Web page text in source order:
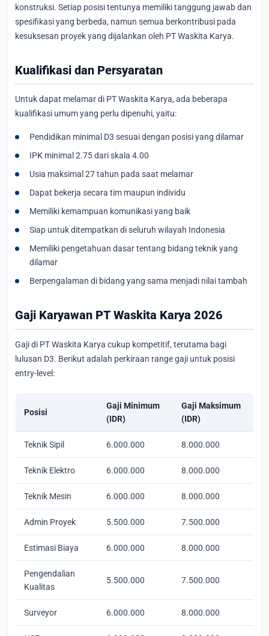
konstruksi. Setiap posisi tentunya memiliki tanggung jawab dan
spesifikasi yang berbeda, namun semua berkontribusi pada
kesuksesan proyek yang dijalankan oleh PT Waskita Karya.
Kualifikasi dan Persyaratan
Untuk dapat melamar di PT Waskita Karya, ada beberapa
kualifikasi umum yang perlu dipenuhi, yaitu:
Pendidikan minimal D3 sesuai dengan posisi yang dilamar
IPK minimal 2.75 dari skala 4.00
Usia maksimal 27 tahun pada saat melamar
Dapat bekerja secara tim maupun individu
Memiliki kemampuan komunikasi yang baik
Siap untuk ditempatkan di seluruh wilayah Indonesia
Memiliki pengetahuan dasar tentang bidang teknik yang
dilamar
Berpengalaman di bidang yang sama menjadi nilai tambah
Gaji Karyawan PT Waskita Karya 2026
Gaji di PT Waskita Karya cukup kompetitif, terutama bagi
lulusan D3. Berikut adalah perkiraan range gaji untuk posisi
entry-level:
Posisi
Gaji Minimum
(IDR)
Gaji Maksimum
(IDR)
Teknik Sipil 6.000.000 8.000.000
Teknik Elektro 6.000.000 8.000.000
Teknik Mesin 6.000.000 8.000.000
Admin Proyek 5.500.000 7.500.000
Estimasi Biaya 6.000.000 8.000.000
Pengendalian
Kualitas
5.500.000 7.500.000
Surveyor 6.000.000 8.000.000